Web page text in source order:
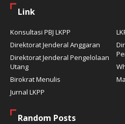
Link
Konsultasi PBJ LKPP
Direktorat Jenderal Anggaran
Direktorat Jenderal Pengelolaan
Utang
Birokrat Menulis
Jurnal LKPP
Random Posts